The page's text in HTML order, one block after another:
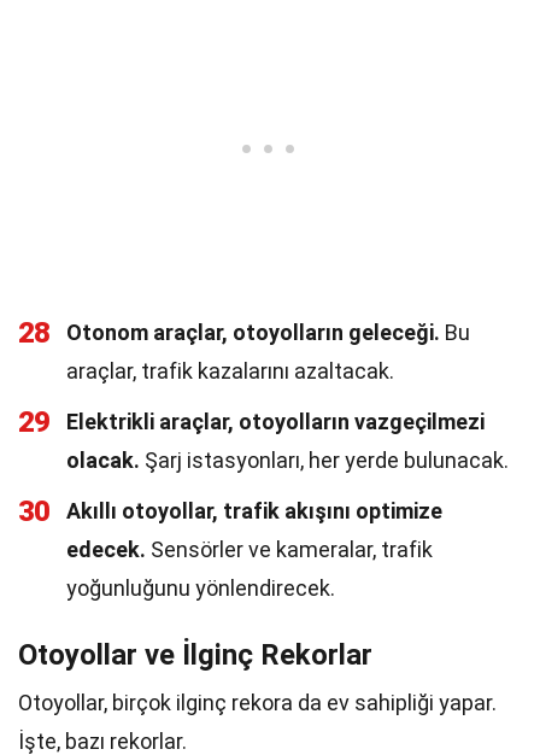
28 Otonom araçlar, otoyolların geleceği. Bu
araçlar, trafik kazalarını azaltacak.
29
Elektrikli araçlar, otoyolların vazgeçilmezi
olacak. Şarj istasyonları, her yerde bulunacak.
30
Akıllı otoyollar, trafik akışını optimize
edecek. Sensörler ve kameralar, trafik
yoğunluğunu yönlendirecek.
Otoyollar ve İlginç Rekorlar
Otoyollar, birçok ilginç rekora da ev sahipliği yapar.
İşte, bazı rekorlar.